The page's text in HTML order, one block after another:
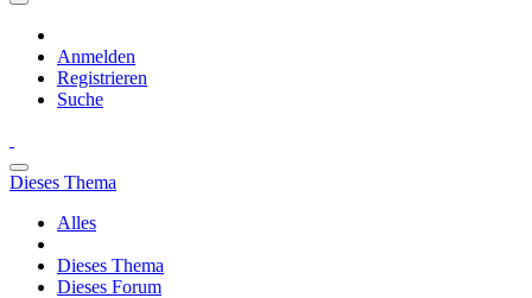
Anmelden
Registrieren
Suche
Dieses Thema
Alles
Dieses Thema
Dieses Forum